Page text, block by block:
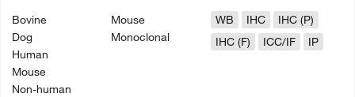
Bovine
Dog
Human
Mouse
Non-human
Mouse
Monoclonal
WB
IHC
IHC (P)
IHC (F)
ICC/IF IP